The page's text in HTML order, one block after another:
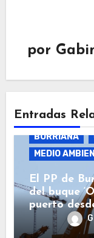
por
Entradas
BURRIANA
MEDIO
El PP de
del buque
puerto